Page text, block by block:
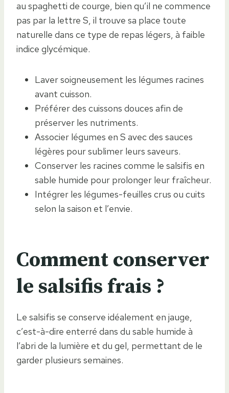
au spaghetti de courge, bien qu’il ne commence
pas par la lettre S, il trouve sa place toute
naturelle dans ce type de repas légers, à faible
indice glycémique.
Laver soigneusement les légumes racines
avant cuisson.
Préférer des cuissons douces afin de
préserver les nutriments.
Associer légumes en S avec des sauces
légères pour sublimer leurs saveurs.
Conserver les racines comme le salsifis en
sable humide pour prolonger leur fraîcheur.
Intégrer les légumes-feuilles crus ou cuits
selon la saison et l’envie.
Comment conserver
le salsifis frais ?
Le salsifis se conserve idéalement en jauge,
c’est-à-dire enterré dans du sable humide à
l’abri de la lumière et du gel, permettant de le
garder plusieurs semaines.